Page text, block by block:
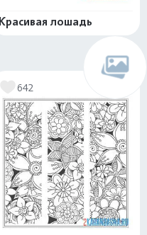
Красивая лошадь
642